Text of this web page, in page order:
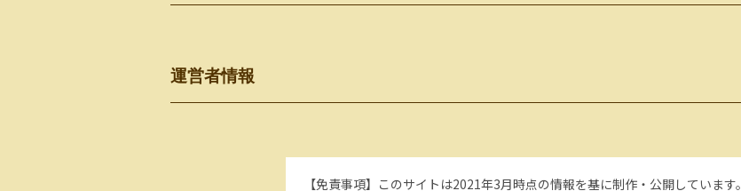
運営者情報
【免責事項】 このサイトは2021年3月時点の情報を基に制作・公開しています。